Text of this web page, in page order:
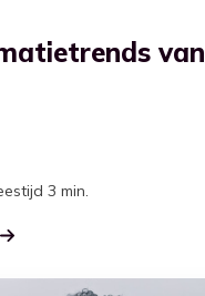
van
3 min.